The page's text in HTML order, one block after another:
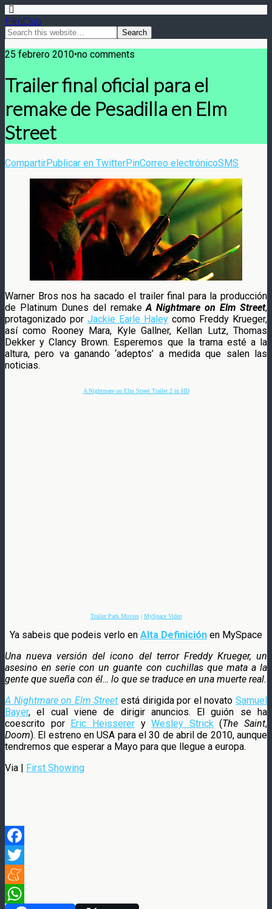
FilmClub
25 febrero 2010•no comments
Trailer final oficial para el
remake de Pesadilla en Elm
Street
CompartirPublicar en TwitterPinCorreo electrónicoSMS
Warner Bros nos ha sacado el trailer final para la producción
de Platinum Dunes del remakeA Nightmare on Elm Street,
protagonizado por Jackie Earle Haley como Freddy Krueger,
así como Rooney Mara, Kyle Gallner, Kellan Lutz, Thomas
Dekker y Clancy Brown. Esperemos que la trama esté a la
altura, pero va ganando ‘adeptos’ a medida que salen las
noticias.
A Nightmare on Elm Street Trailer 2 in HD
Trailer Park Movies| MySpace Video
Ya sabeis que podeis verlo en Alta Definición en MySpace
Una nueva versión del icono del terror Freddy Krueger, un
asesino en serie con un guante con cuchillas que mata a la
gente que sueña con él… lo que se traduce en una muerte real.
A Nightmare on Elm Street está dirigida por el novatoSamuel
Bayer, el cual viene de dirigir anuncios. El guión se ha
coescrito por Eric HeissereryWesley Strick(The Saint,
Doom). El estreno en USA para el 30 de abril de 2010, aunque
tendremos que esperar a Mayo para que llegue a europa.
Via | First Showing
Facebook
Twitter
Meneame